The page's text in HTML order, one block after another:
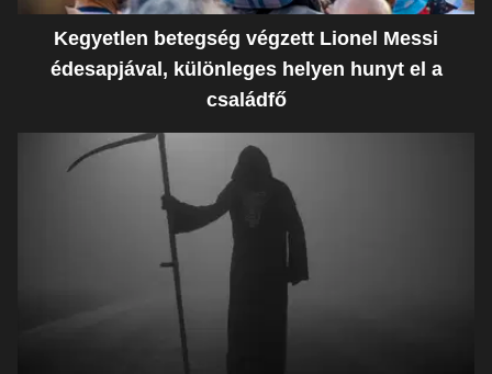
Kegyetlen betegség végzett Lionel Messi
édesapjával, különleges helyen hunyt el a
családfő